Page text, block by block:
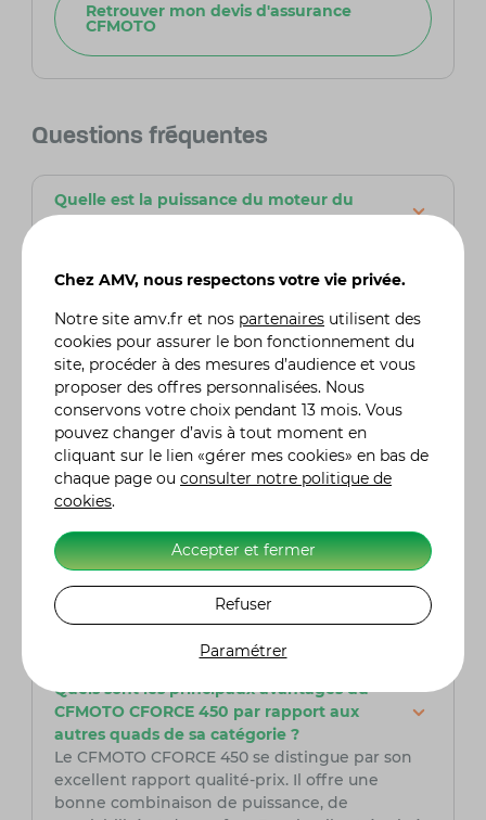
Retrouver mon devis d'assurance
CFMOTO
Questions fréquentes
Quelle est la puissance du moteur du
CFMOTO CFORCE 450 ?
moteur monocylindre de 400,4cm³ à
refroidissement liquide, développant une
puissance de 31 chevaux. Ce moteur offre un
bon compromis entre performance et
consommation, idéal pour des sorties en tout-
terrain ou des travaux légers.
Le CFMOTO CFORCE 450 est-il homologué
pour la route ?
Oui, le CFMOTO CFORCE 450 est homologué
pour une utilisation sur route. Il est équipé de
les rétroviseurs et les clignotants, pour être
conforme aux réglementations en vigueur.
Cependant, l'homologation peut varier selon
les pays, donc il est important de vérifier les
Quels sont les principaux avantages du
CFMOTO CFORCE 450 par rapport aux
autres quads de sa catégorie ?
Le CFMOTO CFORCE 450 se distingue par son
excellent rapport qualité-prix. Il offre une
bonne combinaison de puissance, de
Chez AMV, nous respectons votre vie privée.
Notre site amv.fr et nos partenaires utilisent des
cookies pour assurer le bon fonctionnement du
site, procéder à des mesures d’audience et vous
proposer des offres personnalisées. Nous
conservons votre choix pendant 13 mois. Vous
pouvez changer d’avis à tout moment en
cliquant sur le lien «gérer mes cookies» en bas de
chaque page ou consulter notre politique de
cookies.
Accepter et fermer
Refuser
Paramétrer